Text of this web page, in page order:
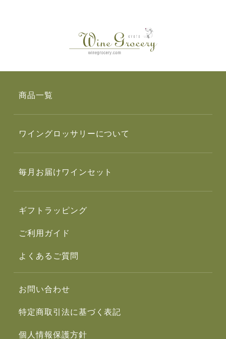
商品一覧
ワイングロッサリーについて
毎月お届けワインセット
ギフトラッピング
ご利用ガイド
よくあるご質問
お問い合わせ
特定商取引法に基づく表記
個人情報保護方針